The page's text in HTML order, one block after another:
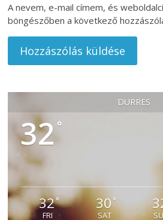
A nevem, e-mail címem, és
böngészőben a következő
DURRES
32°
32°
FRI
30°
SAT